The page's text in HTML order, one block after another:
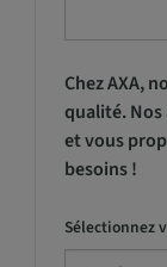
Chez AXA,
qualité.
et vous
besoins !
Sélectionnez